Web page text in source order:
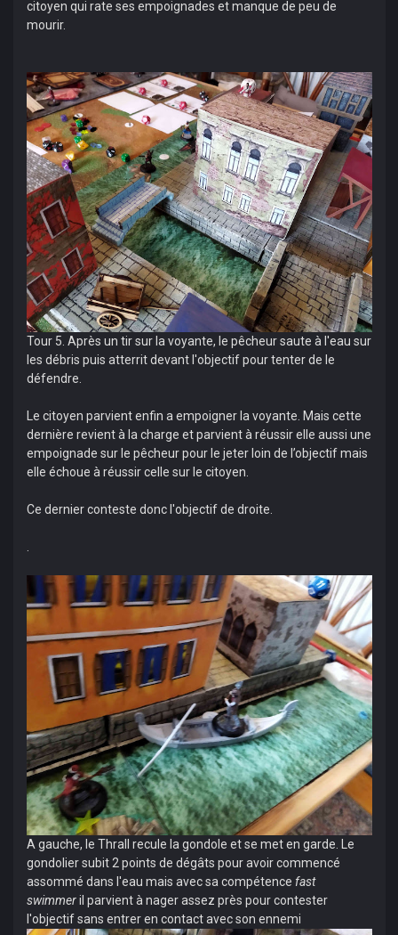
citoyen qui rate ses empoignades et manque de peu de
mourir.
Tour 5. Après un tir sur la voyante, le pêcheur saute à l'eau sur
les débris puis atterrit devant l'objectif pour tenter de le
défendre.
Le citoyen parvient enfin a empoigner la voyante. Mais cette
dernière revient à la charge et parvient à réussir elle aussi une
empoignade sur le pêcheur pour le jeter loin de l’objectif mais
elle échoue à réussir celle sur le citoyen.
Ce dernier conteste donc l'objectif de droite.
A gauche, le Thrall recule la gondole et se met en garde. Le
gondolier subit 2 points de dégâts pour avoir commencé
assommé dans l'eau mais avec sa compétence fast
swimmeril parvient à nager assez près pour contester
l'objectif sans entrer en contact avec son ennemi